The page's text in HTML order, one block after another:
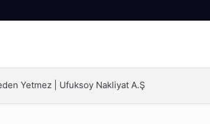
Arama
İçin Bilinmesi Gerekenler